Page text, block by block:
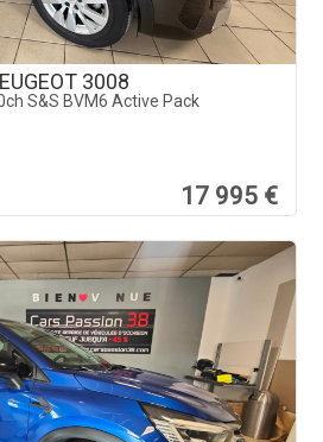
3008
S&S BVM6 Active Pack
17 995 €